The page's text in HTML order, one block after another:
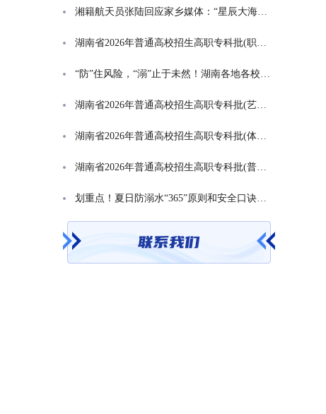
湘籍航天员张陆回应家乡媒体：“星辰大海是一群人的长征”
湖南省2026年普通高校招生高职专科批(职高对口类)第一次投档分数线
“防”住风险，“溺”止于未然！湖南各地各校打响防溺水“保卫战”
湖南省2026年普通高校招生高职专科批(艺术类)第一次投档分数线
湖南省2026年普通高校招生高职专科批(体育类)第一次投档分数线
湖南省2026年普通高校招生高职专科批(普通类)第一次投档分数线
划重点！夏日防溺水“365”原则和安全口诀一起学